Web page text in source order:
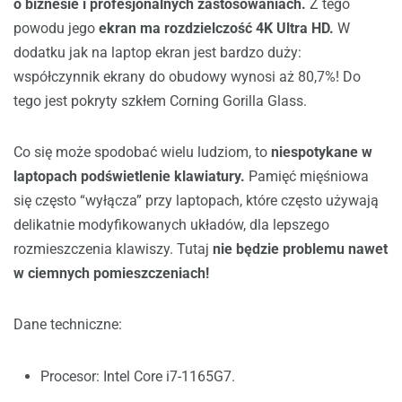
o biznesie i profesjonalnych zastosowaniach. Z tego
powodu jego ekran ma rozdzielczość 4K Ultra HD. W
dodatku jak na laptop ekran jest bardzo duży:
współczynnik ekrany do obudowy wynosi aż 80,7%! Do
tego jest pokryty szkłem Corning Gorilla Glass.
Co się może spodobać wielu ludziom, to niespotykane w
laptopach podświetlenie klawiatury. Pamięć mięśniowa
się często “wyłącza” przy laptopach, które często używają
delikatnie modyfikowanych układów, dla lepszego
rozmieszczenia klawiszy. Tutaj nie będzie problemu nawet
w ciemnych pomieszczeniach!
Dane techniczne:
Procesor: Intel Core i7-1165G7.